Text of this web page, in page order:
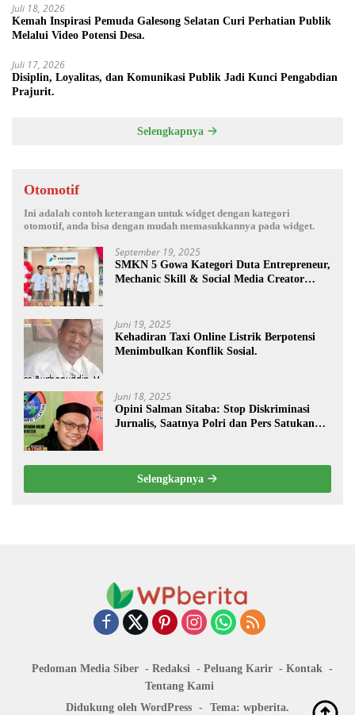
Juli 18, 2026
Kemah Inspirasi Pemuda Galesong Selatan Curi Perhatian Publik
Melalui Video Potensi Desa.
Juli 17, 2026
Disiplin, Loyalitas, dan Komunikasi Publik Jadi Kunci Pengabdian
Prajurit.
Selengkapnya
Otomotif
Ini adalah contoh keterangan untuk widget dengan kategori
otomotif, anda bisa dengan mudah memasukkannya pada widget.
September 19, 2025
SMKN 5 Gowa Kategori Duta Entrepreneur,
Mechanic Skill & Social Media Creator
Juni 19, 2025
Kehadiran Taxi Online Listrik Berpotensi
Menimbulkan Konflik Sosial.
Juni 18, 2025
Opini Salman Sitaba: Stop Diskriminasi
Jurnalis, Saatnya Polri dan Pers Satukan
Selengkapnya
Pedoman Media Siber Redaksi Peluang Karir
Kontak
Tentang Kami
Didukung oleh WordPress - Tema: wpberita.